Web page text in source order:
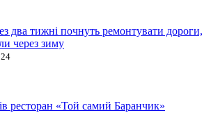
два тижні почнуть ремонтувати дороги,
через зиму
ресторан «Той самий Баранчик»